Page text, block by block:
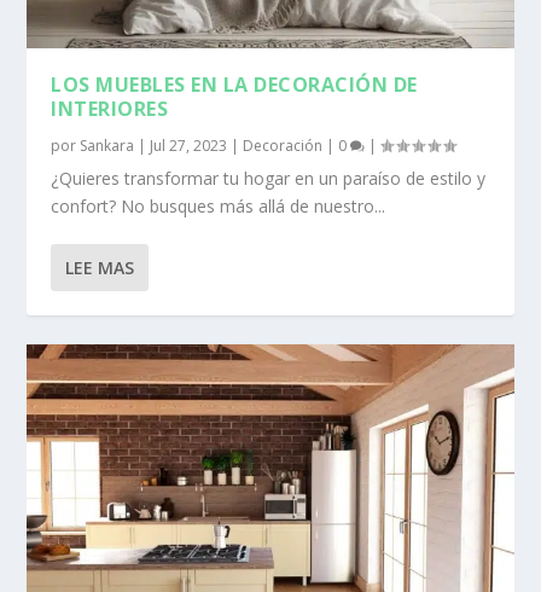
LOS MUEBLES EN LA DECORACIÓN DE
INTERIORES
por Sankara | Jul 27, 2023 | Decoración | 0 |
¿Quieres transformar tu hogar en un paraíso de estilo y
confort? No busques más allá de nuestro...
LEE MAS